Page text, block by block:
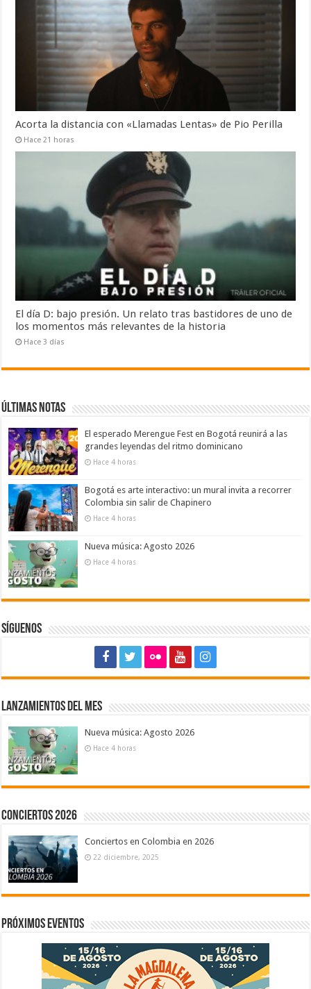
Acorta la distancia con «Llamadas Lentas» de Pio Perilla
Hace 21 horas
El día D: bajo presión. Un relato tras bastidores de uno de
los momentos más relevantes de la historia
Hace 3 días
Últimas notas
El esperado Merengue Fest en Bogotá reunirá a las
grandes leyendas del ritmo dominicano
Hace 4 horas
Bogotá es arte interactivo: un mural invita a recorrer
Colombia sin salir de Chapinero
Hace 4 horas
Nueva música: Agosto 2026
Hace 4 horas
Síguenos
Lanzamientos del mes
Nueva música: Agosto 2026
Hace 4 horas
Conciertos 2026
Conciertos en Colombia en 2026
22 diciembre, 2025
Próximos eventos